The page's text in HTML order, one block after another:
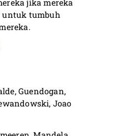
jika mereka
untuk tumbuh
Guendogan,
Joao